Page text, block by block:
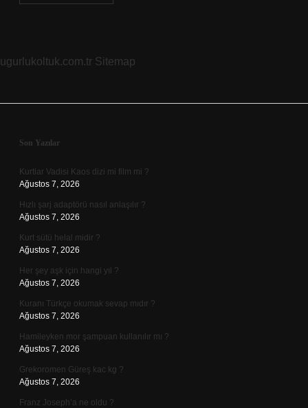
kökeni
ugurlukoltuk.com.tr Sitemap
Sidebar
Son Yazılar
Kurtlar Vadisi Kaos dizi mi film mi ?
Ağustos 7, 2026
Hızlı şarj adaptörü nasıl anlaşılır ?
Ağustos 7, 2026
Kurt sütü helal midir ?
Ağustos 7, 2026
Her şey aşk için hangi yıl ?
Ağustos 7, 2026
Kuranı Türkçe okumak sevap mıdır ?
Ağustos 7, 2026
Hamileyken mor şampuan kullanılır mı ?
Ağustos 7, 2026
Grekoromen Güreş kac kg ?
Ağustos 7, 2026
Franz Joseph’a ne oldu ?